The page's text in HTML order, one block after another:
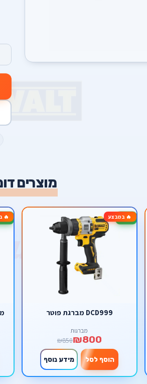
מוצרים
🔥 במבצע-6%
DCD999 מברגת פוטר
מברגות
₪800
₪850
הוסף לסל מידע נוסף
🔥-29%